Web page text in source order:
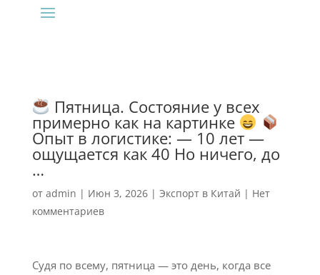
Пятница. Состояние у всех
примерно как на картинке
Опыт в логистике: — 10 лет —
ощущается как 40 Но ничего, до
…
от admin | Июн 3, 2026| Экспорт в Китай | Нет
комментариев
Судя по всему, пятница — это день, когда все